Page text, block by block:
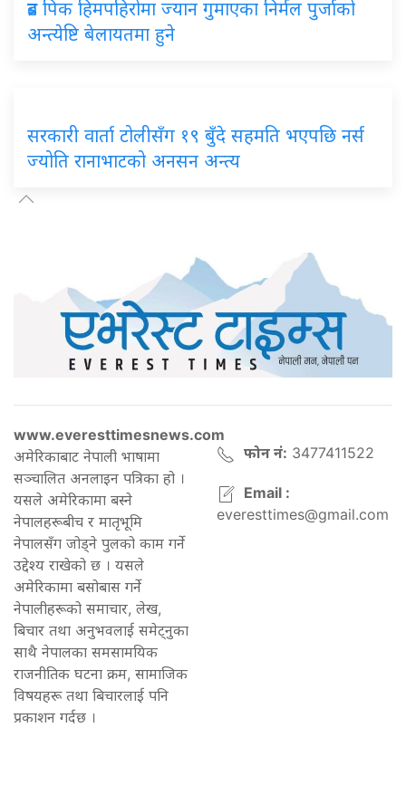
ब्रड पिक हिमपहिरोमा ज्यान गुमाएका निर्मल पुर्जाको
अन्त्येष्टि बेलायतमा हुने
सरकारी वार्ता टोलीसँग १९ बुँदे सहमति भएपछि नर्स
ज्योति रानाभाटको अनसन अन्त्य
www.everesttimesnews.com
अमेरिकाबाट नेपाली भाषामा
सञ्चालित अनलाइन पत्रिका हो ।
यसले अमेरिकामा बस्ने
नेपालहरूबीच र मातृभूमि
नेपालसँग जोड्ने पुलको काम गर्ने
उद्देश्य राखेको छ । यसले
अमेरिकामा बसोबास गर्ने
नेपालीहरूको समाचार, लेख,
बिचार तथा अनुभवलाई समेट्नुका
साथै नेपालका समसामयिक
राजनीतिक घटना क्रम, सामाजिक
विषयहरू तथा बिचारलाई पनि
प्रकाशन गर्दछ ।
फोन नं: 3477411522
Email :
everesttimes@gmail.com